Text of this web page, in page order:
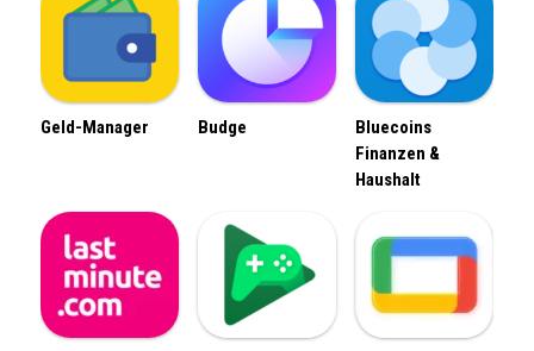
Geld-Manager Budge
Bluecoins
Finanzen &
Haushalt